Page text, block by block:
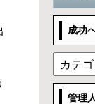
成功
管理